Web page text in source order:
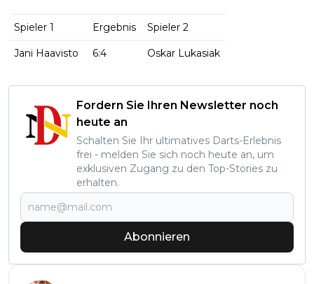
Spieler 1 Ergebnis Spieler 2
Jani Haavisto 6:4 Oskar Lukasiak
Fordern Sie Ihren Newsletter noch
heute an
Schalten Sie Ihr ultimatives Darts-Erlebnis
frei - melden Sie sich noch heute an, um
exklusiven Zugang zu den Top-Stories zu
erhalten.
Abonnieren